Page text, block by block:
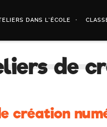
DANS L’ÉCOLE
de
création